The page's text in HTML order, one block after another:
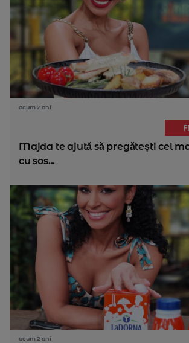
acum 2 ani
Majda te ajută să pregătești cel
cu sos...
acum 2 ani